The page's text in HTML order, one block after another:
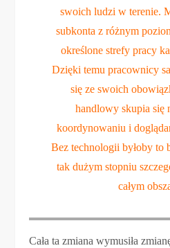
swoich ludzi w terenie.
subkonta z różnym
określone strefy pracy
Dzięki temu pracownicy
się ze swoich
handlowy skupia się
koordynowaniu i
Bez technologii byłoby to
tak dużym stopniu
całym
Cała ta zmiana wymusiła